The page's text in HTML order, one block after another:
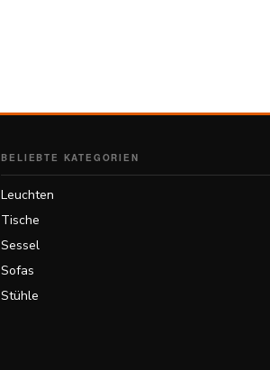
BELIEBTE KATEGORIEN
Leuchten
Tische
Sessel
Sofas
Stühle